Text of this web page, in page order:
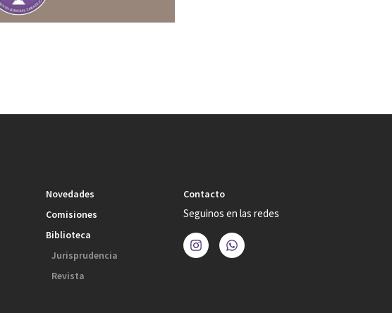
Novedades
Comisiones
Biblioteca
Jurisprudencia
Revista
Contacto
Seguinos en las redes